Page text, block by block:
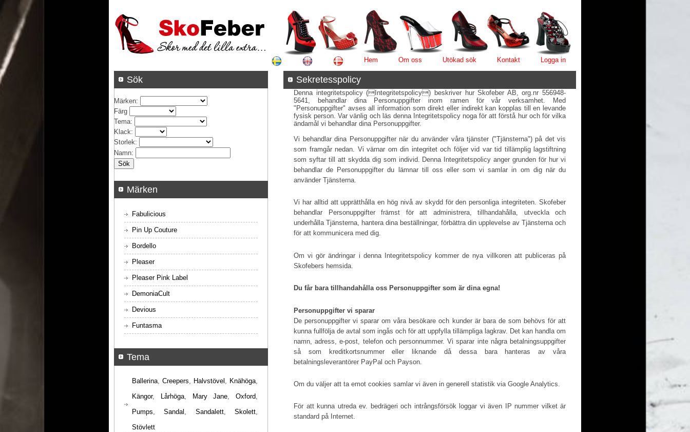
Hem Om oss Utökad sök Kontakt Logga in
Sekretesspolicy
Denna integritetspolicy (Integritetspolicy) beskriver hur Skofeber AB, org.nr 556948-
5641, behandlar dina Personuppgifter inom ramen för vår verksamhet. Med
"Personuppgifter" avses all information som direkt eller indirekt kan kopplas till en levande
fysisk person. Var vänlig och läs denna Integritetspolicy noga för att förstå hur och för vilka
ändamål vi behandlar dina Personuppgifter.
Vi behandlar dina Personuppgifter när du använder våra tjänster ("Tjänsterna") på det vis
som framgår nedan. Vi värnar om din integritet och följer vid var tid tillämplig lagstiftning
som syftar till att skydda dig som individ. Denna Integritetspolicy anger grunden för hur vi
behandlar de Personuppgifter du lämnar till oss eller som vi samlar in om dig när du
använder Tjänsterna.
Vi har alltid att upprätthålla en hög nivå av skydd för den personliga integriteten. Skofeber
behandlar Personuppgifter främst för att administrera, tillhandahålla, utveckla och
underhålla Tjänsterna, hantera dina beställningar, förbättra din upplevelse av Tjänsterna och
för att kommunicera med dig.
Om vi gör ändringar i denna Integritetspolicy kommer de nya villkoren att publiceras på
Skofebers hemsida.
Du får bara tillhandahålla oss Personuppgifter som är dina egna!
Personuppgifter vi sparar
De personuppgifter vi sparar om våra besökare och kunder är bara de som behövs för att
kunna fullfölja de avtal som ingås och för att uppfylla tillämpliga lagkrav. Det kan handla om
namn, adress, e-post, telefon och personnummer. Vi sparar inte några betalningsuppgifter
så som kreditkortsnummer eller liknande då dessa bara hanteras av våra
betalningsleverantörer PayPal och Payson.
Om du väljer att ta emot cookies samlar vi även in generell statistik via Google Analytics.
För att kunna utreda ev. bedrägeri och intrångsförsök loggar vi även IP nummer vilket är
standard på Internet.
Sök
Märken:
Färg
Tema:
Klack:
Storlek:
Namn:
Märken
Fabulicious
Pin Up Couture
Bordello
Pleaser
Pleaser Pink Label
DemoniaCult
Devious
Funtasma
Tema
Ballerina, Creepers, Halvstövel , Knähöga,
Kängor, Lårhöga, Mary Jane, Oxford,
Pumps,Sandal , Sandalett,Skolett,
Stövlett